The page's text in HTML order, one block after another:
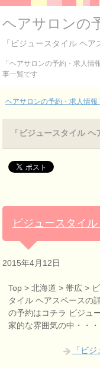
ヘアサロンの
「ビジュースタイル ヘ
「ヘアサロンの予約・求人
事一覧です
ヘアサロンの予約・求人情報
「ビジュースタイル
ビジュースタイ
2015年4月12日
Top > 北海道 > 帯広 >
タイル ヘアスペースの
の予約はコチラ ビジュ
家的な雰囲気の中・・・
「ビ